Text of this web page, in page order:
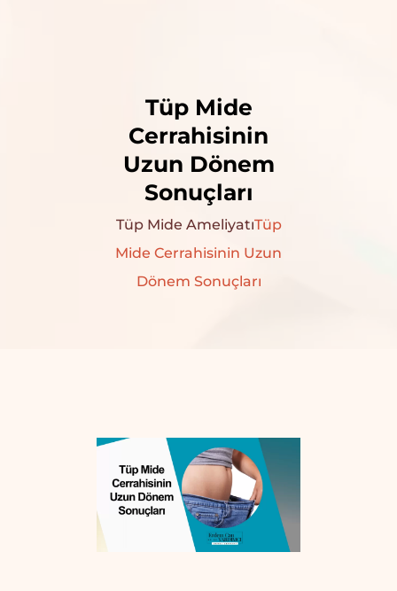
Tüp Mide
Cerrahisinin
Uzun Dönem
Sonuçları
Tüp Mide AmeliyatıTüp
Mide Cerrahisinin Uzun
Dönem Sonuçları